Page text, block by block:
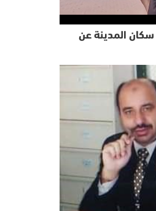
سكان المدينة عن